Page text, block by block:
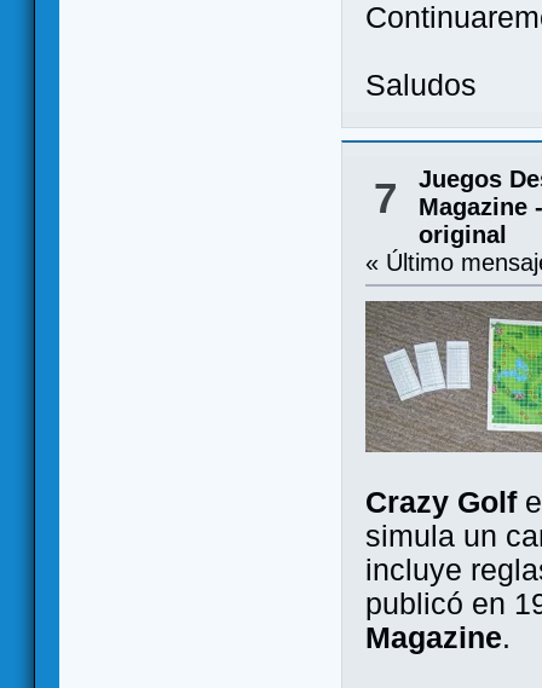
Saludos
7
Juegos
Magazine
original
« Último
Crazy Golf
simula un
incluye
publicó en
Magazine.